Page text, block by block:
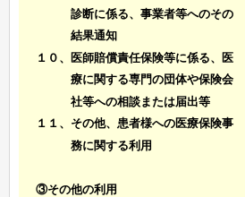
診断に係る、事業者等へのその
結果通知
１０、医師賠償責任保険等に係る、医
療に関する専門の団体や保険会
社等への相談または届出等
１１、その他、患者様への医療保険事
務に関する利用
③その他の利用